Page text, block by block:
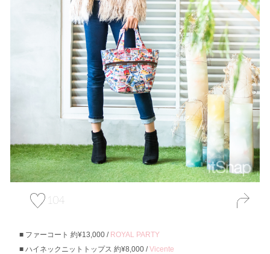
104
ファーコート 約¥13,000 / ROYAL PARTY
ハイネックニットトップス 約¥8,000 /Vicente